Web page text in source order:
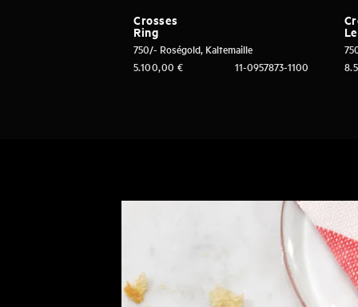
Crosses
Ring
750/- Roségold, Kaltemaille
11-0957873-1100
5.100,00€